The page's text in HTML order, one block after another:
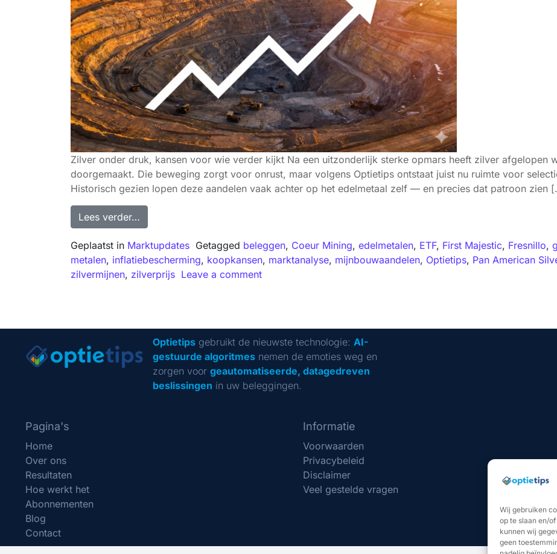
Wij gebruiken
op te slaan en/
kunnen wij
geen
Zilver onder druk, kansen voor wie verder kijkt Na een uitzonderlijk sterke opmars heeft zilver afgelopen
doorgemaakt. Die beweging zorgt voor onrust, maar volgens Optietips ontstaat juist nu ruimte voor
Historisch gezien lopen deze aandelen vaak achter op het edelmetaal zelf — en precies dat patroon zien
Lees verder…
Geplaatst in Marktupdates Getagged beleggen, Coeur Mining, edelmetalen, ETF, First Majestic, Fresnillo,
metalen, inflatiebescherming, koopkansen, marktanalyse, mijnbouwaandelen, Optietips, Pan American
zilvermijnen, zilverprijs Leave a comment
Optietips gebruikt de nieuwste technologie:AI-
gestuurde algoritmes nemen de emoties weg en
zorgen voorgeautomatiseerde, datagedreven
beslissingen in uw beleggingen.
Pagina's
Home
Over ons
Resultaten
Hoe werkt het
Abonnementen
Blog
Contact
Informatie
Voorwaarden
Privacybeleid
Disclaimer
Veel gestelde vragen